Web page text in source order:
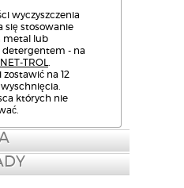
wyczyszczenia
się stosowanie
metal lub
detergentem - na
NET-TROL
zostawić na 12
których nie